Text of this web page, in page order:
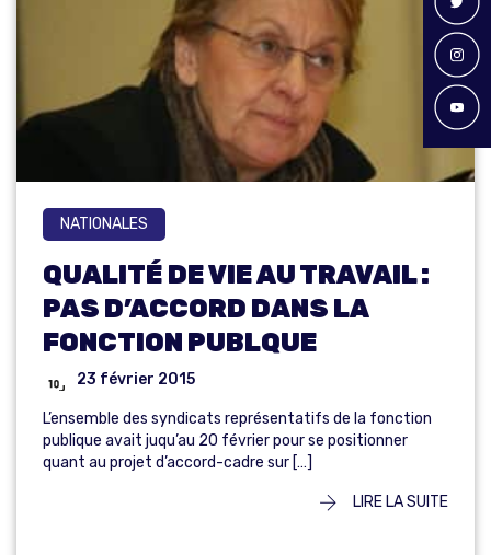
NATIONALES
QUALITÉ DE VIE AU TRAVAIL :
PAS D’ACCORD DANS LA
FONCTION PUBLQUE
23 février 2015
L’ensemble des syndicats représentatifs de la fonction
publique avait juqu’au 20 février pour se positionner
quant au projet d’accord-cadre sur […]
LIRE LA SUITE